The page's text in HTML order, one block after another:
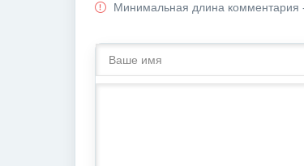
Минимальная длина комментария